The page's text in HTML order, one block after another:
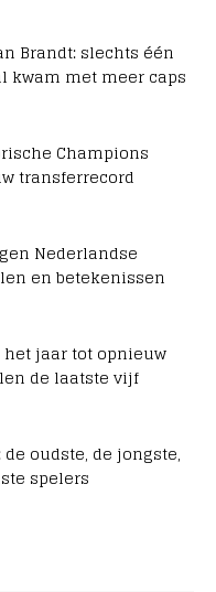
Brandt: slechts één
kwam met meer caps
Champions
transferrecord
Nederlandse
en betekenissen
het jaar tot opnieuw
de laatste vijf
de oudste, de jongste,
spelers